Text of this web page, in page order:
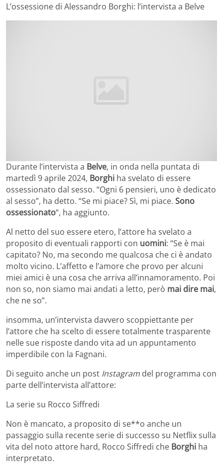
L’ossessione di Alessandro Borghi: l’intervista a Belve
Durante l’intervista a Belve, in onda nella puntata di
martedì 9 aprile 2024, Borghi ha svelato di essere
ossessionato dal sesso. “Ogni 6 pensieri, uno è dedicato
al sesso”, ha detto. “Se mi piace? Sì, mi piace. Sono
ossessionato“, ha aggiunto.
Al netto del suo essere etero, l’attore ha svelato a
proposito di eventuali rapporti con uomini: “Se è mai
capitato? No, ma secondo me qualcosa che ci è andato
molto vicino. L’affetto e l’amore che provo per alcuni
miei amici è una cosa che arriva all’innamoramento. Poi
non so, non siamo mai andati a letto, però mai dire mai,
che ne so”.
insomma, un’intervista davvero scoppiettante per
l’attore che ha scelto di essere totalmente trasparente
nelle sue risposte dando vita ad un appuntamento
imperdibile con la Fagnani.
Di seguito anche un post Instagram del programma con
parte dell’intervista all’attore:
La serie su Rocco Siffredi
Non è mancato, a proposito di se**o anche un
passaggio sulla recente serie di successo su Netflix sulla
vita del noto attore hard, Rocco Siffredi che Borghi ha
interpretato.